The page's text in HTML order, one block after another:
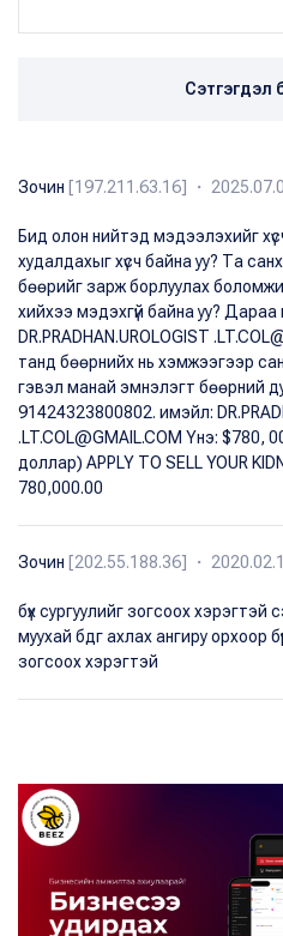
Сэтгэгдэл
Зочин [197.211.63.16] ・
Бид олон нийтэд мэдээлэхийг
худалдахыг хүсч байна уу? Та
бөөрийг зарж борлуулах
хийхээ мэдэхгүй байна уу?
DR.PRADHAN.UROLOGIST
танд бөөрнийх нь хэмжээгээр
гэвэл манай эмнэлэгт бөөрний
91424323800802. имэйл:
.LT.COL@GMAIL.COM Yнэ: $780,
доллар) APPLY TO SELL YOUR
780,000.00
Зочин [202.55.188.36] ・
бүх сургуулийг зогсоох хэрэгтэй
муухай бдг ахлах ангиру орхоор
зогсоох хэрэгтэй